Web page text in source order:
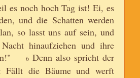
es noch hoch Tag ist! Ei, es
und die Schatten werden
so lasst uns auf sein, und
hinaufziehen und ihre
6 Denn also spricht der
Fällt die Bäume und werft